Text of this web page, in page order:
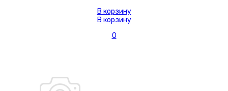
В корзину
В корзину
0